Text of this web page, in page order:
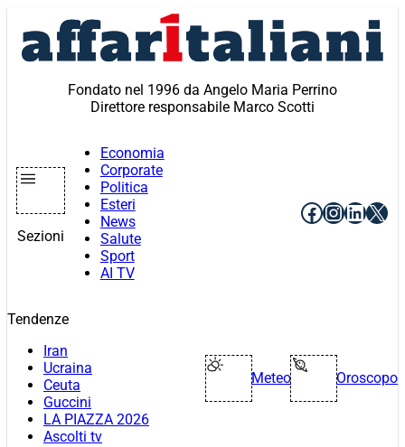
contenuto
Fondato nel 1996 da Angelo Maria Perrino
Direttore responsabile Marco Scotti
Sezioni
Economia
Corporate
Politica
Esteri
News
Salute
Sport
AI TV
Facebook
X
Tendenze
Iran
Ucraina
Ceuta
Guccini
LA PIAZZA 2026
Ascolti tv
Meteo Oroscopo